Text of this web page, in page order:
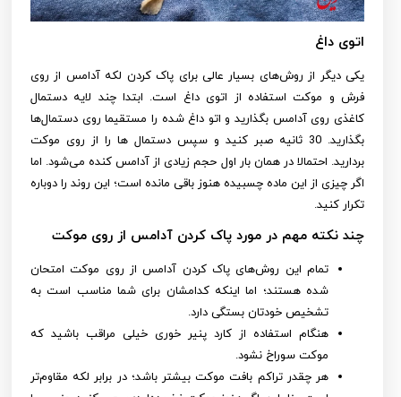
اتوی داغ
یکی دیگر از روش‌های بسیار عالی برای پاک کردن لکه آدامس از روی
فرش و موکت استفاده از اتوی داغ است. ابتدا چند لایه دستمال
کاغذی روی آدامس بگذارید و اتو داغ شده را مستقیما روی دستمال‌ها
بگذارید. 30 ثانیه صبر کنید و سپس دستمال‌ ها را از روی موکت
بردارید. احتمالا در همان بار اول حجم زیادی از آدامس کنده می‌شود. اما
اگر چیزی از این ماده چسبیده هنوز باقی مانده است؛ این روند را دوباره
تکرار کنید.
چند نکته مهم در مورد پاک کردن آدامس از روی موکت
تمام این روش‌های پاک کردن آدامس از روی موکت امتحان
شده هستند؛ اما اینکه کدامشان برای شما مناسب است به
تشخیص خودتان بستگی دارد.
هنگام استفاده از کارد پنیر خوری خیلی مراقب باشید که
موکت سوراخ نشود.
هر چقدر تراکم بافت موکت بیشتر باشد؛ در برابر لکه مقاوم‌تر